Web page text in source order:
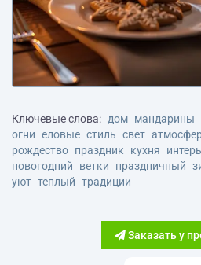
Ключевые слова: дом мандарины
огни еловые стиль свет
рождество праздник кухня
новогодний
ветки праздничный
уют теплый традиции
Заказать у